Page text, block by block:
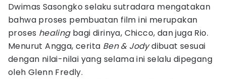
Dwimas Sasongko selaku sutradara mengatakan
bahwa proses pembuatan film ini merupakan
proses healing bagi dirinya, Chicco, dan juga Rio.
Menurut Angga, cerita Ben & Jodydibuat sesuai
dengan nilai-nilai yang selama ini selalu dipegang
oleh Glenn Fredly.